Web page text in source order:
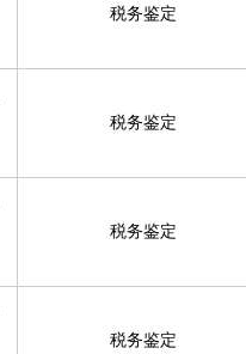
税务鉴定
税务鉴定
税务鉴定
税务鉴定